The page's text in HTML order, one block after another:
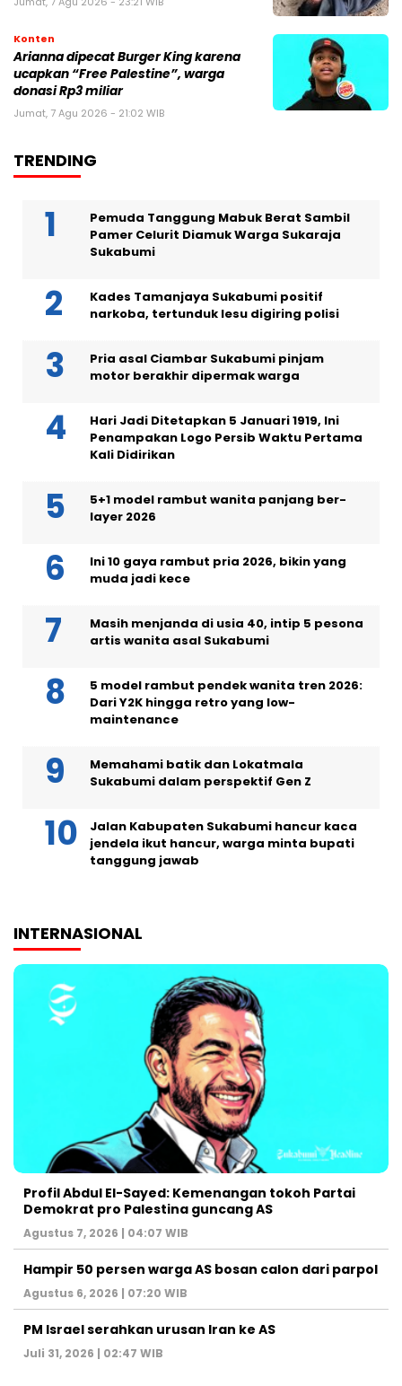
Konten
Arianna dipecat Burger King karena
ucapkan “Free Palestine”, warga
donasi Rp3 miliar
Jumat, 7 Agu 2026 - 21:02 WIB
TRENDING
Pemuda Tanggung Mabuk Berat Sambil
Pamer Celurit Diamuk Warga Sukaraja
Sukabumi
Kades Tamanjaya Sukabumi positif
narkoba, tertunduk lesu digiring polisi
Pria asal Ciambar Sukabumi pinjam
motor berakhir dipermak warga
Hari Jadi Ditetapkan 5 Januari 1919, Ini
Penampakan Logo Persib Waktu Pertama
Kali Didirikan
5+1 model rambut wanita panjang ber-
layer 2026
Ini 10 gaya rambut pria 2026, bikin yang
muda jadi kece
Masih menjanda di usia 40, intip 5 pesona
artis wanita asal Sukabumi
5 model rambut pendek wanita tren 2026:
Dari Y2K hingga retro yang low-
maintenance
Memahami batik dan Lokatmala
Sukabumi dalam perspektif Gen Z
Jalan Kabupaten Sukabumi hancur kaca
jendela ikut hancur, warga minta bupati
tanggung jawab
INTERNASIONAL
Profil Abdul El-Sayed: Kemenangan tokoh Partai
Demokrat pro Palestina guncang AS
Agustus 7, 2026 | 04:07 WIB
Hampir 50 persen warga AS bosan calon dari parpol
Agustus 6, 2026 | 07:20 WIB
PM Israel serahkan urusan Iran ke AS
Juli 31, 2026 | 02:47 WIB